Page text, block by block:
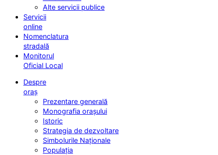
Alte servicii publice
Servicii
online
Nomenclatura
stradală
Monitorul
Oficial Local
Despre
oraș
Prezentare generală
Monografia orașului
Istoric
Strategia de dezvoltare
Simbolurile Naționale
Populația